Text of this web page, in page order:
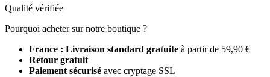
Qualité vérifiée
Pourquoi acheter sur notre boutique ?
France : Livraison standard gratuite à partir de 59,90 €
Retour gratuit
Paiement sécurisé avec cryptage SSL